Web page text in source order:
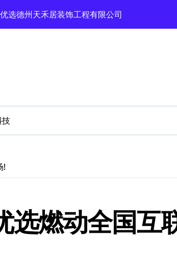
校实测：本土老牌高性价比推荐
技与企业综合服务推荐
:自有施工团队家装企业盘点
技
!
选燃动全国互